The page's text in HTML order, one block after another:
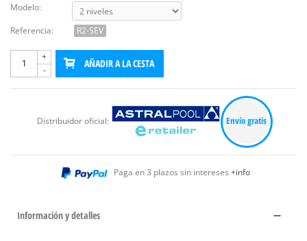
Modelo:
Referencia:
R2-SEV
-
+
AÑADIR A LA CESTA
Distribuidor oficial: Envío gratis
Paga en 3 plazos sin intereses +info
Información y detalles